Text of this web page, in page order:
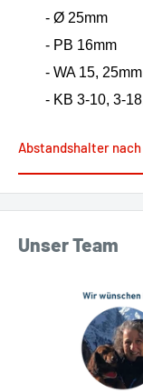
- Ø 25mm
- PB 16mm
- WA 15, 25mm
- KB 3-10, 3-
Abstandshalter nach
Unser Team